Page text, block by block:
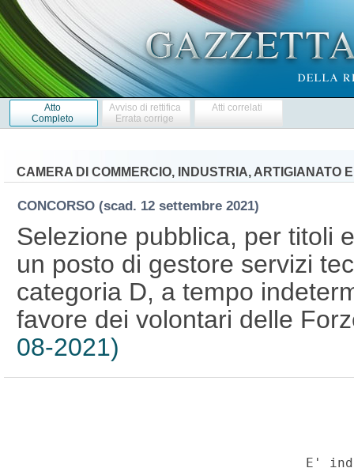
Atto
Completo
Avviso di rettifica
Errata corrige
Atti correlati
CAMERA DI COMMERCIO, INDUSTRIA, ARTIGIANATO
CONCORSO (scad. 12 settembre 2021)
Selezione pubblica, per titoli
un posto di gestore servizi
categoria D, a tempo
favore dei volontari delle
08-2021)